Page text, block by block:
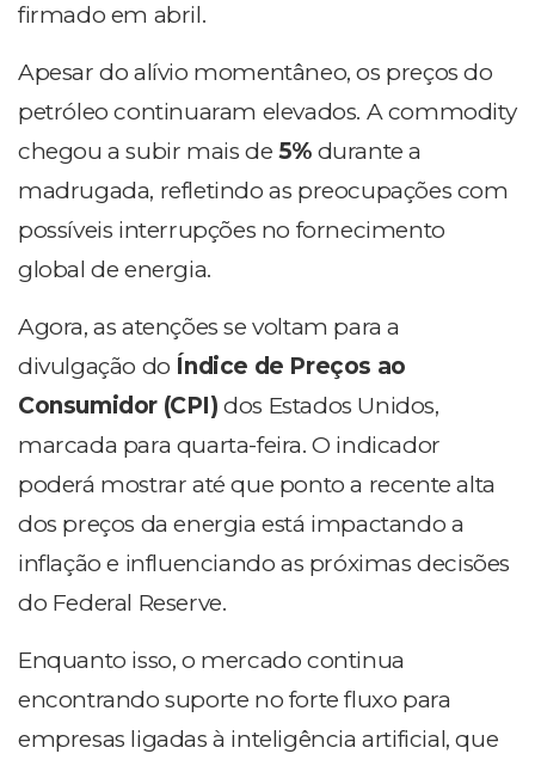
firmado em abril.
Apesar do alívio momentâneo, os preços do
petróleo continuaram elevados. A commodity
chegou a subir mais de 5% durante a
madrugada, refletindo as preocupações com
possíveis interrupções no fornecimento
global de energia.
Agora, as atenções se voltam para a
divulgação do Índice de Preços ao
Consumidor (CPI) dos Estados Unidos,
marcada para quarta-feira. O indicador
poderá mostrar até que ponto a recente alta
dos preços da energia está impactando a
inflação e influenciando as próximas decisões
do Federal Reserve.
Enquanto isso, o mercado continua
encontrando suporte no forte fluxo para
empresas ligadas à inteligência artificial, que